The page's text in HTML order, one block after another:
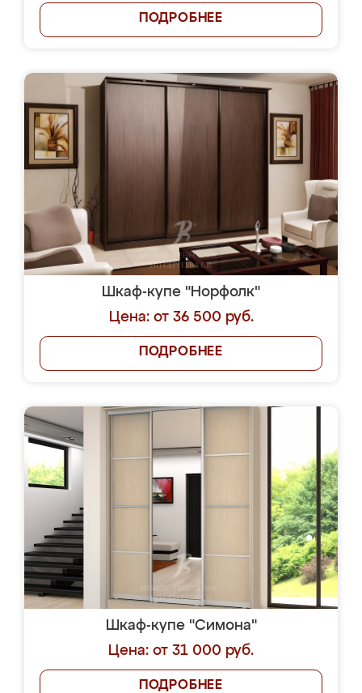
ПОДРОБНЕЕ
Шкаф-купе "Норфолк"
Цена: от 36 500 руб.
ПОДРОБНЕЕ
Шкаф-купе "Симона"
Цена: от 31 000 руб.
ПОДРОБНЕЕ